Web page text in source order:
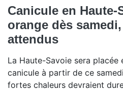
Canicule en
orange dès samedi,
attendus
La Haute-Savoie sera placée
canicule à partir de ce
fortes chaleurs devraient